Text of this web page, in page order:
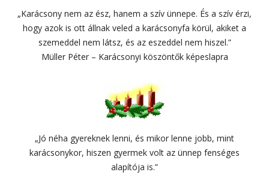
„Karácsony nem az ész, hanem a szív ünnepe. És a szív érzi,
hogy azok is ott állnak veled a karácsonyfa körül, akiket a
szemeddel nem látsz, és az eszeddel nem hiszel.”
Müller Péter – Karácsonyi köszöntők képeslapra
„Jó néha gyereknek lenni, és mikor lenne jobb, mint
karácsonykor, hiszen gyermek volt az ünnep fenséges
alapítója is.”